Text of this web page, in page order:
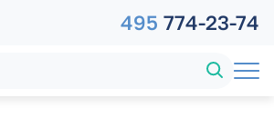
495 774-23-74